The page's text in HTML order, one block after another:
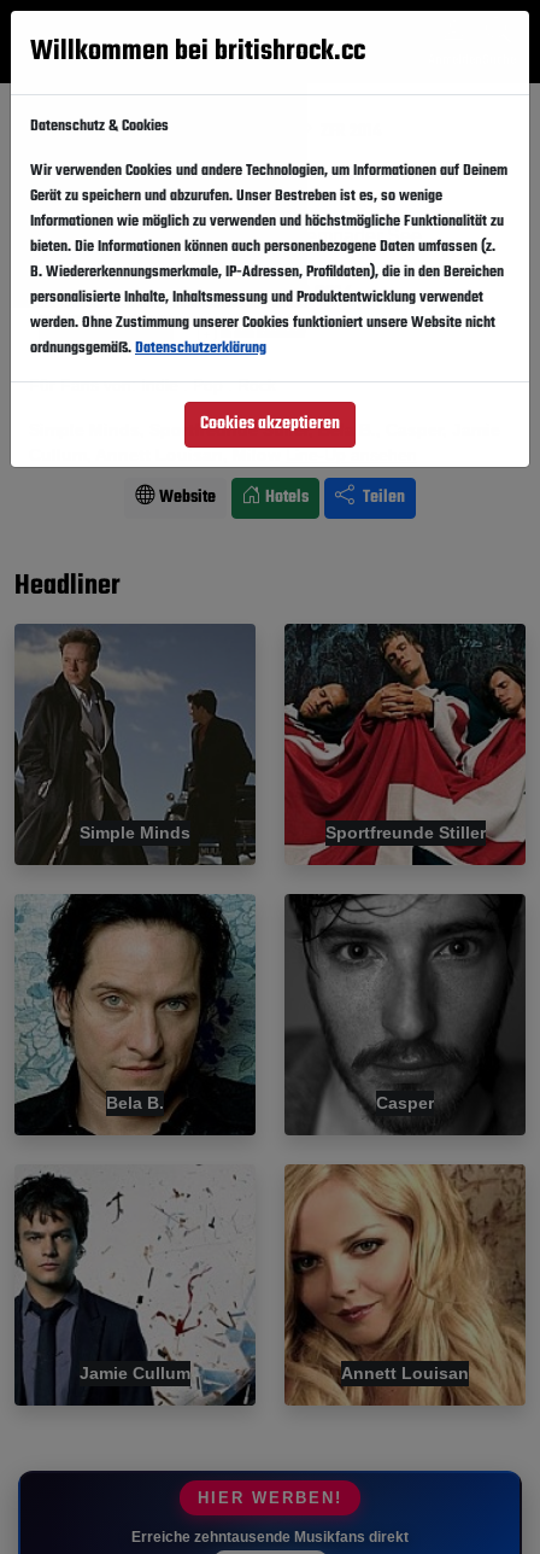
Menü
Startseite Festivals
ZFR 2014 Folgen
Deutschland, Bochum, Zemnader See
Freitag,22.08.2014-Sonntag,07.09.2014
Vergangener Event
Für Fans von: Indie . Pop . Rock
Simple Minds, Sportfreunde Stiller, Bela B., Casper, Jamie
Website Hotels Teilen
Headliner
Simple Minds Sportfreunde Stiller
Bela B. Casper
Jamie Cullum Annett Louisan
HIER WERBEN!
Erreiche zehntausende Musikfans direkt
Willkommen bei britishrock.cc
Datenschutz & Cookies
Wir verwenden Cookies und andere Technologien, um Informationen auf Deinem
Gerät zu speichern und abzurufen. Unser Bestreben ist es, so wenige
Informationen wie möglich zu verwenden und höchstmögliche Funktionalität zu
bieten. Die Informationen können auch personenbezogene Daten umfassen (z.
B. Wiedererkennungsmerkmale, IP-Adressen, Profildaten), die in den Bereichen
personalisierte Inhalte, Inhaltsmessung und Produktentwicklung verwendet
werden. Ohne Zustimmung unserer Cookies funktioniert unsere Website nicht
ordnungsgemäß.Datenschutzerklärung
Cookies akzeptieren